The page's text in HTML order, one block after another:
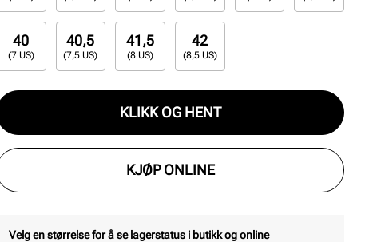
40
(7 US)
40,5
(7,5 US)
41,5
(8 US)
42
(8,5 US)
KLIKK OG HENT
KJØP ONLINE
Velg en størrelse for å se lagerstatus i butikk og online